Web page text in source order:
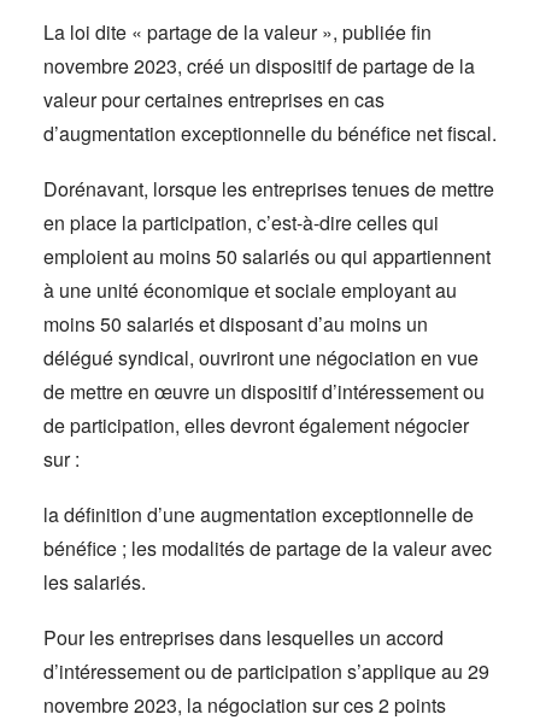
La loi dite « partage de la valeur », publiée fin
novembre 2023, créé un dispositif de partage de la
valeur pour certaines entreprises en cas
d’augmentation exceptionnelle du bénéfice net fiscal.
Dorénavant, lorsque les entreprises tenues de mettre
en place la participation, c’est-à-dire celles qui
emploient au moins 50 salariés ou qui appartiennent
à une unité économique et sociale employant au
moins 50 salariés et disposant d’au moins un
délégué syndical, ouvriront une négociation en vue
de mettre en œuvre un dispositif d’intéressement ou
de participation, elles devront également négocier
sur :
la définition d’une augmentation exceptionnelle de
bénéfice ; les modalités de partage de la valeur avec
les salariés.
Pour les entreprises dans lesquelles un accord
d’intéressement ou de participation s’applique au 29
novembre 2023, la négociation sur ces 2 points